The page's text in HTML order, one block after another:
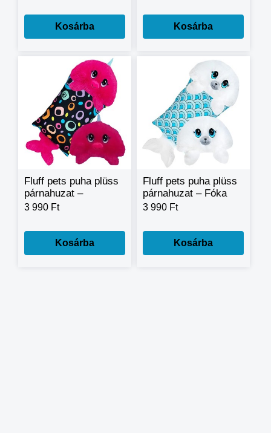
Kosárba Kosárba
Fluff pets puha plüss
párnahuzat –
Halacska
3 990 Ft
Kosárba
Fluff pets puha plüss
párnahuzat – Fóka
3 990 Ft
Kosárba